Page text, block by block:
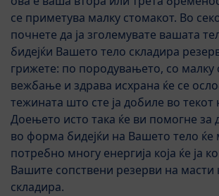
се приметува малку стомакот. Во
почнете да ја зголемувате вашата
бидејќи Вашето тело складира
грижете: по породувањето, со малку
вежбање и здрава исхрана ќе се
тежината што сте ја добиле во
Доењето исто така ќе ви помогне за
во форма бидејќи на Вашето тело ќе
потребно многу енергија која ќе ја
Вашите сопствени резерви на масти
складира.